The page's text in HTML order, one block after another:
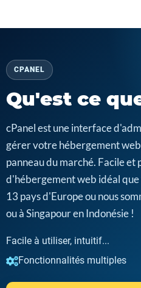
CPANEL
Qu'est ce
cPanel est une interface
gérer votre hébergement
panneau du marché. Facile
d'hébergement web idéal que
13 pays d'Europe ou nous
ou à Singapour en Indonésie !
Facile à utiliser, intuitif...
Fonctionnalités multiples